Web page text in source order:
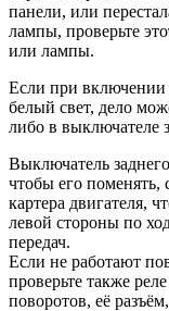
панели, или
лампы, проверьте
или лампы.
Если при включении
белый свет, дело
либо в выключателе
Выключатель
чтобы его поменять,
картера двигателя,
левой стороны по
передач.
Если не работают
проверьте также
поворотов, её